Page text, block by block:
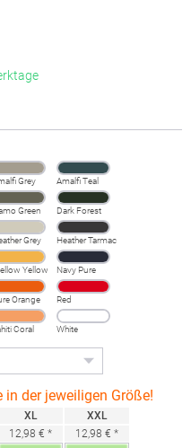
Grey Amalfi Teal
Green Dark Forest
Grey
Heather Tarmac
Yellow Navy Pure
Orange Red
Coral White
in der jeweiligen Größe!
XL
12,98 € *
XXL
12,98 € *